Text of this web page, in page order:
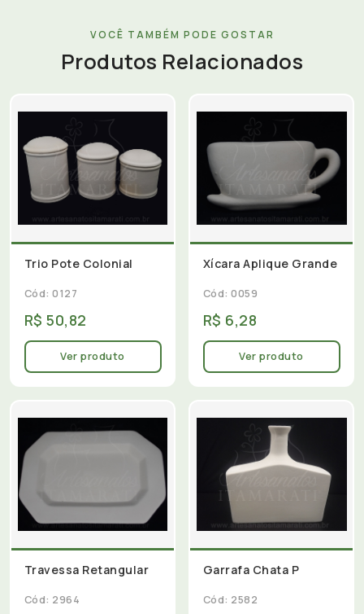
VOCÊ TAMBÉM PODE GOSTAR
Produtos Relacionados
Trio Pote Colonial
Cód: 0127
R$ 50,82
Ver produto
Xícara Aplique Grande
Cód: 0059
R$ 6,28
Ver produto
Travessa Retangular
Cód: 2964
Garrafa Chata P
Cód: 2582